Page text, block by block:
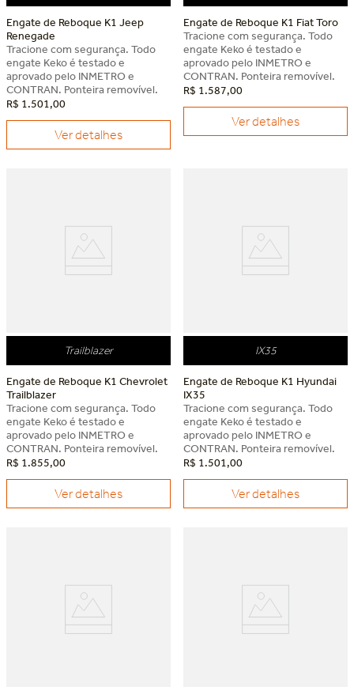
Engate de Reboque K1 Jeep
Renegade
Tracione com segurança. Todo
engate Keko é testado e
aprovado pelo INMETRO e
CONTRAN. Ponteira removível.
R$ 1.501,00
Ver detalhes
Engate de Reboque K1 Fiat Toro
Tracione com segurança. Todo
engate Keko é testado e
aprovado pelo INMETRO e
CONTRAN. Ponteira removível.
R$ 1.587,00
Ver detalhes
Trailblazer
Engate de Reboque K1 Chevrolet
Trailblazer
Tracione com segurança. Todo
engate Keko é testado e
aprovado pelo INMETRO e
CONTRAN. Ponteira removível.
R$ 1.855,00
Ver detalhes
IX35
Engate de Reboque K1 Hyundai
IX35
Tracione com segurança. Todo
engate Keko é testado e
aprovado pelo INMETRO e
CONTRAN. Ponteira removível.
R$ 1.501,00
Ver detalhes